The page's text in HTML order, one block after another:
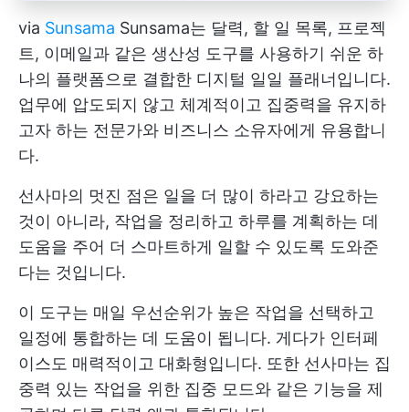
via Sunsama Sunsama는 달력, 할 일 목록, 프로젝
트, 이메일과 같은 생산성 도구를 사용하기 쉬운 하
나의 플랫폼으로 결합한 디지털 일일 플래너입니다.
업무에 압도되지 않고 체계적이고 집중력을 유지하
고자 하는 전문가와 비즈니스 소유자에게 유용합니
다.
선사마의 멋진 점은 일을 더 많이 하라고 강요하는
것이 아니라, 작업을 정리하고 하루를 계획하는 데
도움을 주어 더 스마트하게 일할 수 있도록 도와준
다는 것입니다.
이 도구는 매일 우선순위가 높은 작업을 선택하고
일정에 통합하는 데 도움이 됩니다. 게다가 인터페
이스도 매력적이고 대화형입니다. 또한 선사마는 집
중력 있는 작업을 위한 집중 모드와 같은 기능을 제